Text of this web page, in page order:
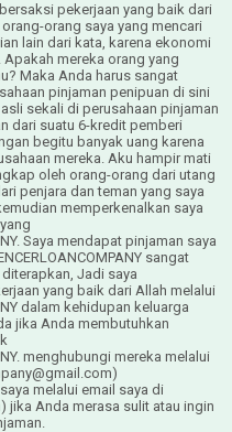
pekerjaan yang baik dari
orang saya yang mencari
lain dari kata, karena ekonomi
mereka orang yang
Maka Anda harus sangat
pinjaman penipuan di sini
sekali di perusahaan pinjaman
dari suatu 6-kredit pemberi
begitu banyak uang karena
mereka. Aku hampir mati
oleh orang-orang dari utang
penjara dan teman yang saya
memperkenalkan saya
Saya mendapat pinjaman saya
sangat
Jadi saya
yang baik dari Allah melalui
dalam kehidupan keluarga
jika Anda membutuhkan
menghubungi mereka melalui
melalui email saya di
jika Anda merasa sulit atau ingin